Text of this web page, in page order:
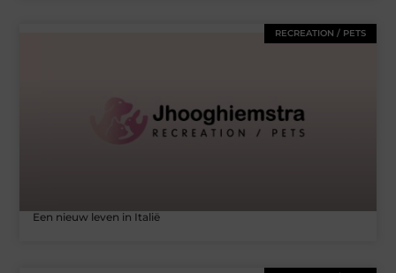
RECREATION / PETS
Een nieuw leven in Italië